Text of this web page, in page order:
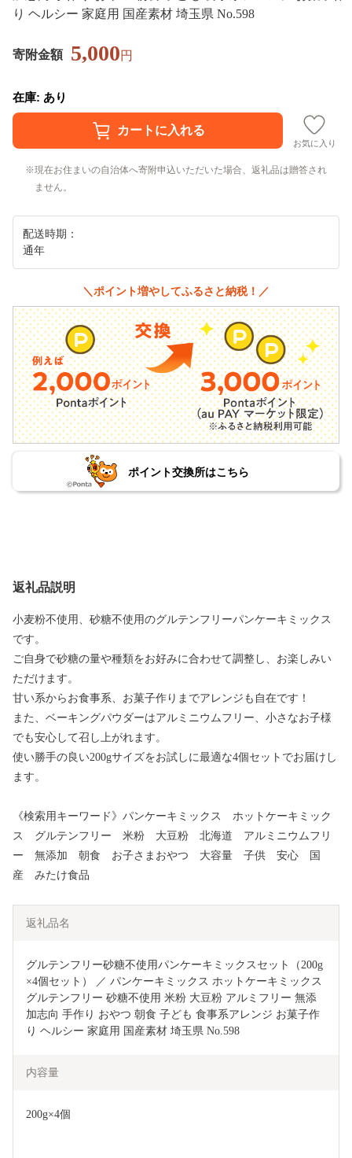
り ヘルシー 家庭用 国産素材 埼玉県 No.598
寄附金額 5,000円
在庫: あり
お気に入り
現在お住まいの自治体へ寄附申込いただいた場合、返礼品は贈答され
ません。
配送時期：
通年
＼ポイント増やしてふるさと納税！／
ポイント交換所はこちら
返礼品説明
小麦粉不使用、砂糖不使用のグルテンフリーパンケーキミックス
です。
ご自身で砂糖の量や種類をお好みに合わせて調整し、お楽しみい
ただけます。
甘い系からお食事系、お菓子作りまでアレンジも自在です！
また、ベーキングパウダーはアルミニウムフリー、小さなお子様
でも安心して召し上がれます。
使い勝手の良い200gサイズをお試しに最適な4個セットでお届けし
ます。
《検索用キーワード》パンケーキミックス ホットケーキミック
ス グルテンフリー 米粉 大豆粉 北海道 アルミニウムフリ
ー 無添加 朝食 お子さまおやつ 大容量 子供 安心 国
産 みたけ食品
返礼品名
グルテンフリー砂糖不使用パンケーキミックスセット（200g
×4個セット） ／ パンケーキミックス ホットケーキミックス
グルテンフリー 砂糖不使用 米粉 大豆粉 アルミフリー 無添
加志向 手作り おやつ 朝食 子ども 食事系アレンジ お菓子作
り ヘルシー 家庭用 国産素材 埼玉県 No.598
内容量
200g×4個